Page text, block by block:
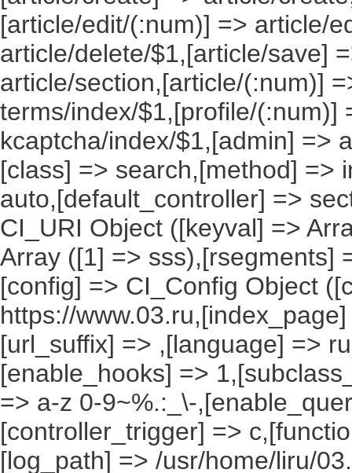
[article/edit/(:num)] => article/
article/delete/$1,[article/save]
article/section,[article/(:num)]
terms/index/$1,[profile/(:num)]
kcaptcha/index/$1,[admin] =>
[class] => search,[method] =>
auto,[default_controller] =>
CI_URI Object ([keyval] =>
Array ([1] => sss),[rsegments]
[config] => CI_Config Object
https://
[url_suffix] => ,[language] =>
[enable_hooks] =>
=> a-z 0-9~%.:_\-
[controller_trigger] =>
[log_path] => /usr/home/liru/